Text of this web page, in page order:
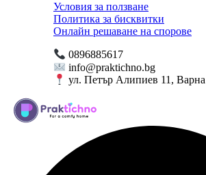
Условия за ползване
Политика за бисквитки
Онлайн решаване на спорове
0896885617
info@praktichno.bg
ул. Петър Алипиев 11, Варна